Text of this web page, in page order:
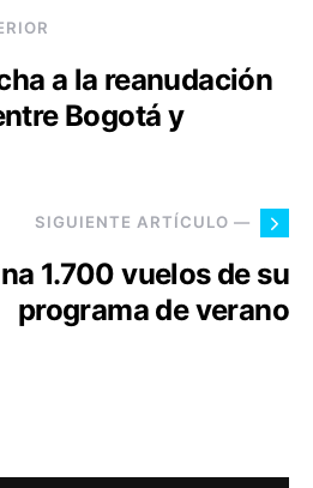
a la reanudación
Bogotá y
SIGUIENTE ARTÍCULO —
1.700 vuelos de su
programa de verano